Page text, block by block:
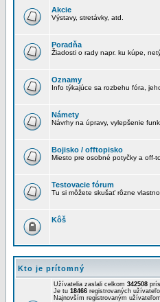
Akcie
Výstavy, stretávky, atd.
Poradňa
Žiadosti o rady napr. ku kúpe,
Oznamy
Info týkajúce sa rozbehu fóra,
Námety
Návrhy na úpravy, vylepšenie
Bojisko / offtopisko
Miesto pre osobné potyčky a off-
Testovacie fórum
Tu si môžete skušať rôzne
Kôš
Kto je prítomný
Užívatelia zaslali celkom 342508
Je tu 18466 registrovaných
Najnovším registrovaným